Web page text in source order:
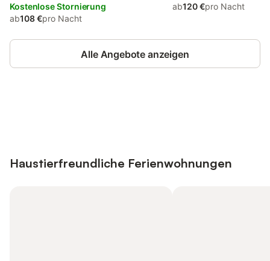
Kostenlose Stornierung
ab108 €pro Nacht
ab120 €pro Nacht
Alle Angebote anzeigen
Haustierfreundliche Ferienwohnungen